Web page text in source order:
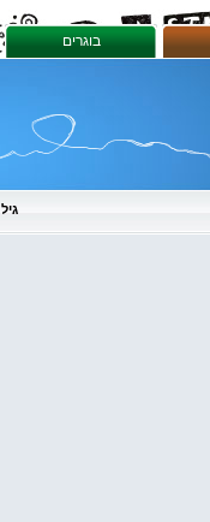
בוגרים
גיל